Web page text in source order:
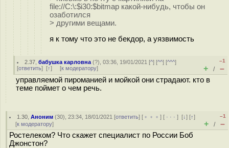
file://C:\:$i30:$bitmap какой-нибудь, чтобы он
озаботился
> другими вещами.
я к тому что это не бекдор, а уязвимость
2.37 ,бабушка карловна (?), 03:36, 19/01/2021 [^] [^^] [^^^]
[ответить] [↑] [к модератору]
–1
+ / –
управляемой пироманией и мойкой они страдают. кто в
теме поймет о чем речь.
1.30 ,Аноним (30), 23:34, 18/01/2021 [ответить] [ ﹢﹢﹢] [ · · ·][↓] [↑]
[к модератору]
–1
+ / –
Ростелеком? Что скажет специалист по России Боб
Джонстон?